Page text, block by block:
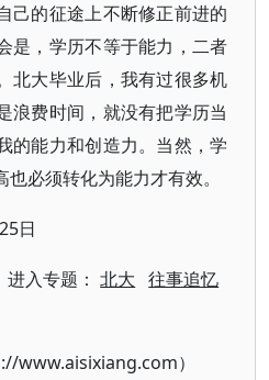
己的征途上不断修正前进的
是，学历不等于能力，二者
北大毕业后，我有过很多机
浪费时间，就没有把学历当
的能力和创造力。当然，学
必须转化为能力才有效。
日
进入专题：北大 往事追忆
www.aisixiang.com）